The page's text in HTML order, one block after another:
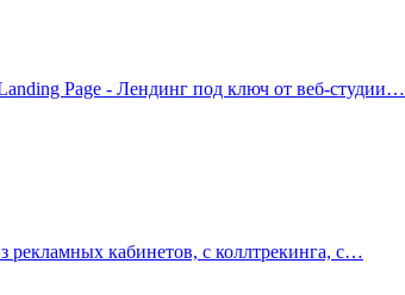
Page - Лендинг под ключ от веб-студии…
рекламных кабинетов, с коллтрекинга, с…